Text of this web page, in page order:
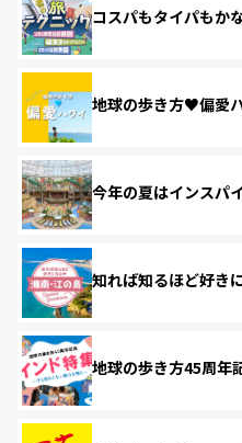
コスパもタイパもか
地球の歩き方♥偏愛
今年の夏はインスパ
知れば知るほど好き
地球の歩き方45周年